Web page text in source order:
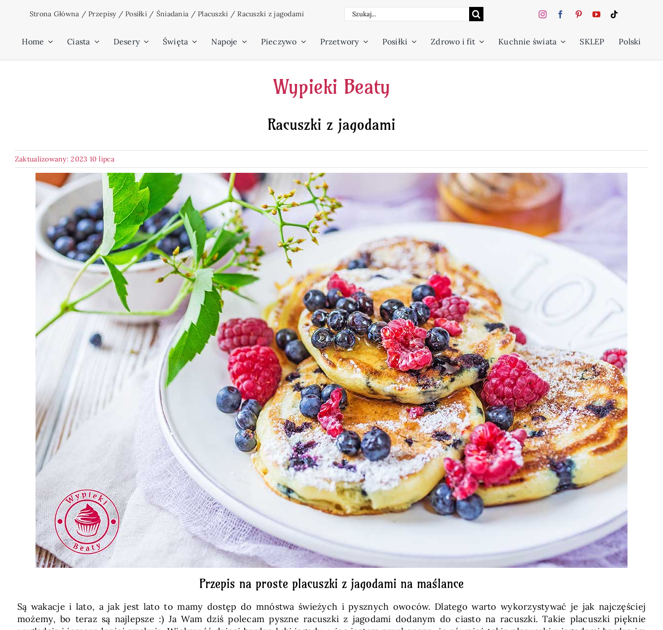
Strona Główna /Przepisy/Posiłki / Śniadania /Placuszki /Racuszki z jagodami Szukaj
Home Ciasta Desery Święta Napoje Pieczywo Przetwory Posiłki Zdrowo i fit Kuchnie świata SKLEP Polski
Wypieki Beaty
Racuszki z jagodami
Zaktualizowany: 2023 10 lipca
Przepis na proste placuszki z jagodami na maślance
Są wakacje i lato, a jak jest lato to mamy dostęp do mnóstwa świeżych i pysznych owoców. Dlatego warto wykorzystywać je jak najczęściej
możemy, bo teraz są najlepsze :) Ja Wam dziś polecam pyszne racuszki z jagodami dodanym do ciasto na racuszki. Takie placuszki pięknie